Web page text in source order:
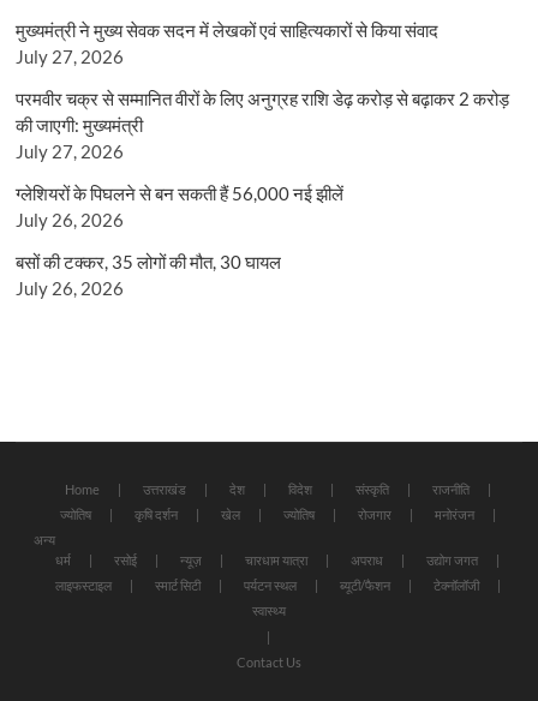
मुख्यमंत्री ने मुख्य सेवक सदन में लेखकों एवं साहित्यकारों से किया संवाद
July 27, 2026
परमवीर चक्र से सम्मानित वीरों के लिए अनुग्रह राशि डेढ़ करोड़ से बढ़ाकर 2 करोड़
की जाएगी: मुख्यमंत्री
July 27, 2026
ग्लेशियरों के पिघलने से बन सकती हैं 56,000 नई झीलें
July 26, 2026
बसों की टक्कर, 35 लोगों की मौत, 30 घायल
July 26, 2026
Home उत्तराखंड देश विदेश संस्कृति
राजनीति
ज्योतिष
कृषि दर्शन खेल ज्योतिष रोजगार
मनोरंजन
अन्य
धर्म
रसोई न्यूज़ चारधाम यात्रा अपराध
उद्योग जगत
लाइफस्टाइल
स्मार्ट सिटी पर्यटन स्थल ब्यूटी/फैशन
टेक्नॉलॉजी
स्वास्थ्य
Contact Us